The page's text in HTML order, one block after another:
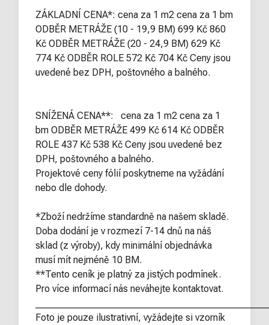
ZÁKLADNÍ CENA*: cena za 1 m2 cena za 1 bm
ODBĚR METRÁŽE (10 - 19,9 BM) 699 Kč 860
Kč ODBĚR METRÁŽE (20 - 24,9 BM) 629 Kč
774 Kč ODBĚR ROLE 572 Kč 704 Kč Ceny jsou
uvedené bez DPH, poštovného a balného.
SNÍŽENÁ CENA**: cena za 1 m2 cena za 1
bm ODBĚR METRÁŽE 499 Kč 614 Kč ODBĚR
ROLE 437 Kč 538 Kč Ceny jsou uvedené bez
DPH, poštovného a balného.
Projektové ceny fólií poskytneme na vyžádání
nebo dle dohody.
*Zboží nedržíme standardně na našem skladě.
Doba dodání je v rozmezí 7-14 dnů na náš
sklad (z výroby), kdy minimální objednávka
musí mít nejméně 10 BM.
**Tento ceník je platný za jistých podmínek.
Pro více informací nás neváhejte kontaktovat.
Foto je pouze ilustrativní, vyžádejte si vzorník